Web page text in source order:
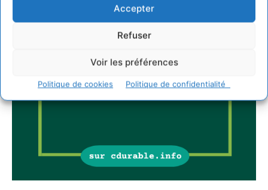
Accepter
Refuser
Voir les préférences
Politique de cookies Politique de confidentialité